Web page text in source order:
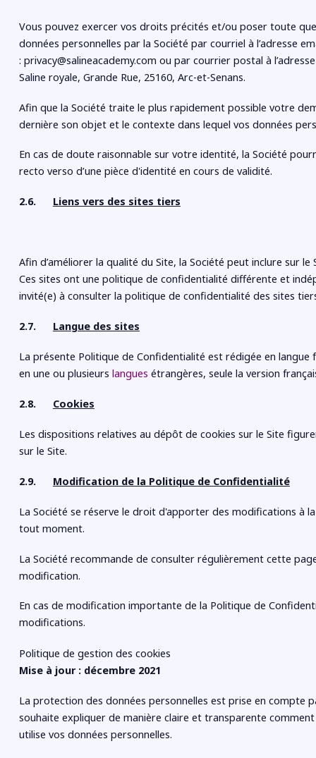
Vous pouvez exercer vos droits précités et/ou poser toute
données personnelles par la Société par courriel à l’adresse
: privacy@salineacademy.com ou par courrier postal à
Saline royale, Grande Rue, 25160, Arc-et-Senans.
Afin que la Société traite le plus rapidement possible votre
dernière son objet et le contexte dans lequel vos données
En cas de doute raisonnable sur votre identité, la Société
recto verso d’une pièce d'identité ​en cours de validité.
2.6. Liens vers des sites tiers
Afin d’améliorer la qualité du Site, la Société peut inclure sur
Ces sites ont une politique de confidentialité différente et
invité(e) à consulter la politique de confidentialité des sites
2.7. Langue des sites
La présente Politique de Confidentialité est rédigée en langue
en une ou plusieurs langues étrangères, seule la version
2.8. Cookies
Les dispositions relatives au dépôt de cookies sur le Site
sur le Site.
2.9. Modification de la Politique de Confidentialité
La Société se réserve le droit d'apporter des modifications à
tout moment.
La Société recommande de consulter régulièrement cette
modification.
En cas de modification importante de la Politique de
modifications.
Politique de gestion des cookies
Mise à jour : décembre 2021
La protection des données personnelles est prise en compte
souhaite expliquer de manière claire et transparente
utilise vos données personnelles.